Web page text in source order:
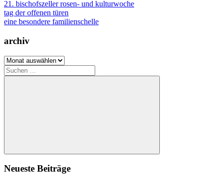
21. bischofszeller rosen- und kulturwoche
tag der offenen türen
eine besondere familienschelle
archiv
archiv
Suchen
nach:
Suchen
Neueste Beiträge